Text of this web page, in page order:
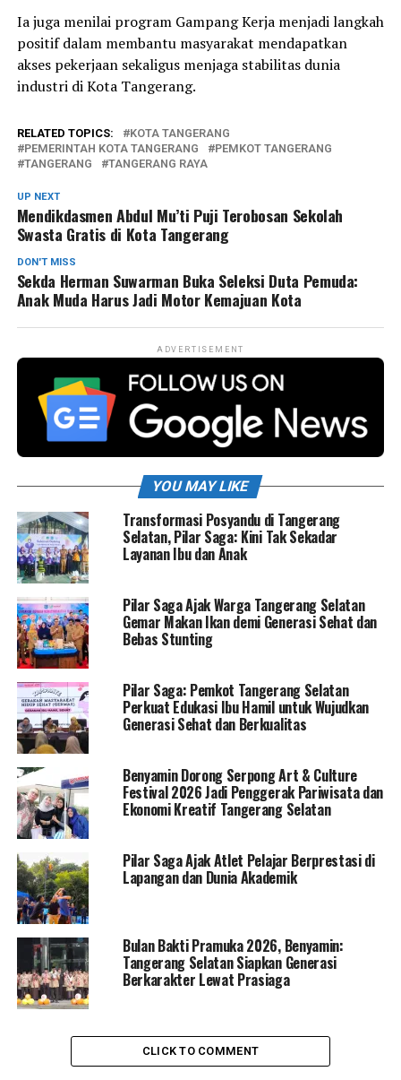
Ia juga menilai program Gampang Kerja menjadi langkah
positif dalam membantu masyarakat mendapatkan
akses pekerjaan sekaligus menjaga stabilitas dunia
industri di Kota Tangerang.
RELATED TOPICS:
KOTA TANGERANG
PEMERINTAH KOTA TANGERANG
PEMKOT TANGERANG
TANGERANG
TANGERANG RAYA
UP NEXT
Mendikdasmen Abdul Mu’ti Puji Terobosan Sekolah
Swasta Gratis di Kota Tangerang
DON'T MISS
Sekda Herman Suwarman Buka Seleksi Duta Pemuda:
Anak Muda Harus Jadi Motor Kemajuan Kota
ADVERTISEMENT
YOU MAY LIKE
Transformasi Posyandu di Tangerang
Selatan, Pilar Saga: Kini Tak Sekadar
Layanan Ibu dan Anak
Pilar Saga Ajak Warga Tangerang Selatan
Gemar Makan Ikan demi Generasi Sehat dan
Bebas Stunting
Pilar Saga: Pemkot Tangerang Selatan
Perkuat Edukasi Ibu Hamil untuk Wujudkan
Generasi Sehat dan Berkualitas
Benyamin Dorong Serpong Art & Culture
Festival 2026 Jadi Penggerak Pariwisata dan
Ekonomi Kreatif Tangerang Selatan
Pilar Saga Ajak Atlet Pelajar Berprestasi di
Lapangan dan Dunia Akademik
Bulan Bakti Pramuka 2026, Benyamin:
Tangerang Selatan Siapkan Generasi
Berkarakter Lewat Prasiaga
CLICK TO COMMENT